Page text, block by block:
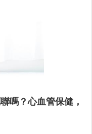
嗎？心血管保健，